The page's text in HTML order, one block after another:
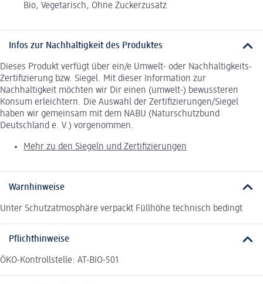
Bio, Vegetarisch, Ohne Zuckerzusatz
Infos zur Nachhaltigkeit des Produktes
Dieses Produkt verfügt über ein/e Umwelt- oder Nachhaltigkeits-
Zertifizierung bzw. Siegel. Mit dieser Information zur
Nachhaltigkeit möchten wir Dir einen (umwelt-) bewussteren
Konsum erleichtern. Die Auswahl der Zertifizierungen/Siegel
haben wir gemeinsam mit dem NABU (Naturschutzbund
Deutschland e. V.) vorgenommen.
Mehr zu den Siegeln und Zertifizierungen
Warnhinweise
Unter Schutzatmosphäre verpackt Füllhöhe technisch bedingt
Pflichthinweise
ÖKO-Kontrollstelle: AT-BIO-501